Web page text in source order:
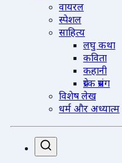
वायरल
स्पेशल
साहित्य
लघु कथा
कविता
कहानी
प्रेरक प्रसंग
विशेष लेख
धर्म और अध्यात्म